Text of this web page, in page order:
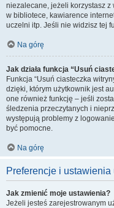
niezalecane, jeżeli korzystasz
w bibliotece, kawiarence
uczelni itp. Jeśli nie widzisz tej
Na górę
Jak działa funkcja “Usuń
Funkcja “Usuń ciasteczka
dzięki, którym użytkownik jest
one również funkcję – jeśli
śledzenia przeczytanych i
występują problemy z
być pomocne.
Na górę
Preferencje i ustawienia
Jak zmienić moje ustawienia?
Jeżeli jesteś zarejestrowanym